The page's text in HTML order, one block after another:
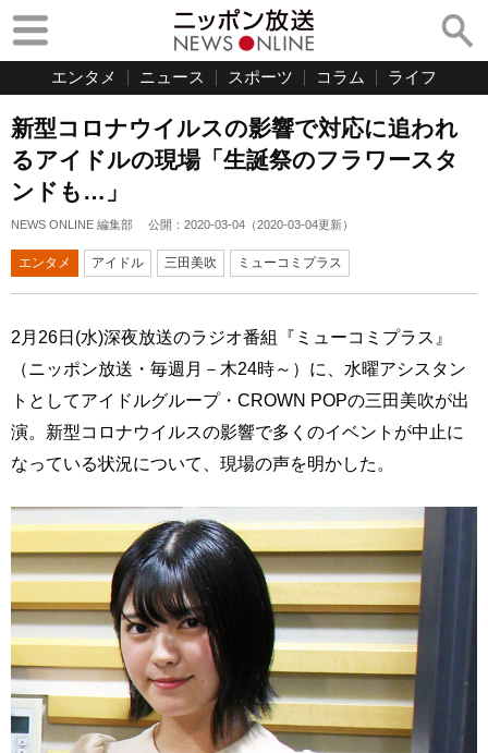
エンタメ ニュース スポーツ コラム ライフ
新型コロナウイルスの影響で対応に追われ
るアイドルの現場「生誕祭のフラワースタ
ンドも…」
NEWS ONLINE 編集部 公開： 2020-03-04 （2020-03-04更新）
エンタメ アイドル 三田美吹 ミューコミプラス
2月26日(水)深夜放送のラジオ番組『ミューコミプラス』
（ニッポン放送・毎週月－木24時～）に、水曜アシスタン
トとしてアイドルグループ・CROWN POPの三田美吹が出
演。新型コロナウイルスの影響で多くのイベントが中止に
なっている状況について、現場の声を明かした。